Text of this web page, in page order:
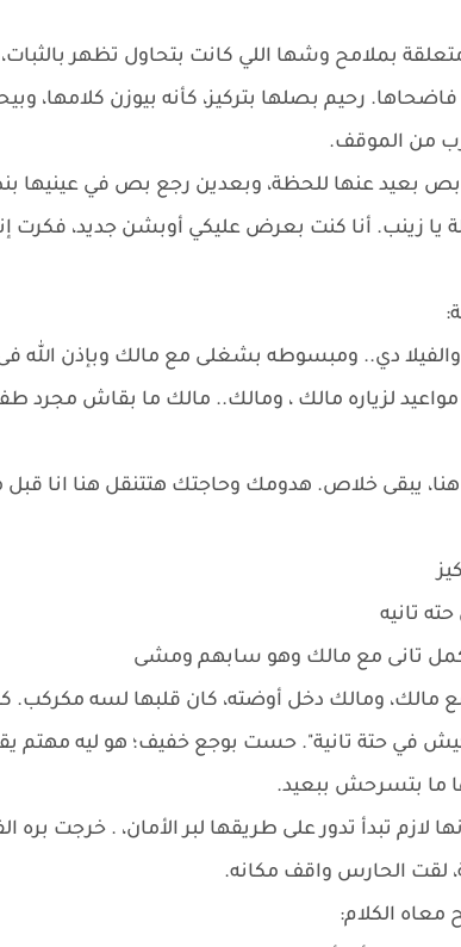
بملامح وشها اللي كانت بتحاول تظهر
رحيم بصلها بتركيز، كأنه بيوزن كلامها،
من الموقف.
بعيد عنها للحظة، وبعدين رجع بص في عينيها
يا زينب. أنا كنت بعرض عليكي أوبشن جديد، فكرت
والفيلا دي.. ومبسوطه بشغلى مع مالك وبإذن
لزياره مالك ، ومالك.. مالك ما بقاش مجرد طفل
يبقى خلاص. هدومك وحاجتك هتتنقل هنا انا قبل
تانيه
تانى مع مالك وهو سابهم ومشى
مالك، ومالك دخل أوضته، كان قلبها لسه مكركب.
في حتة تانية". حست بوجع خفيف؛ هو ليه مهتم
ما بتسرحش ببعيد.
تبدأ تدور على طريقها لبر الأمان، . خرجت بره
لقت الحارس واقف مكانه.
معاه الكلام: